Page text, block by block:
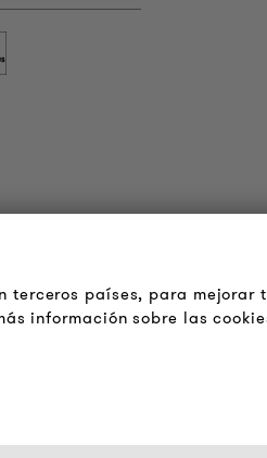
Generales
Aviso de
países, para mejorar
información sobre las